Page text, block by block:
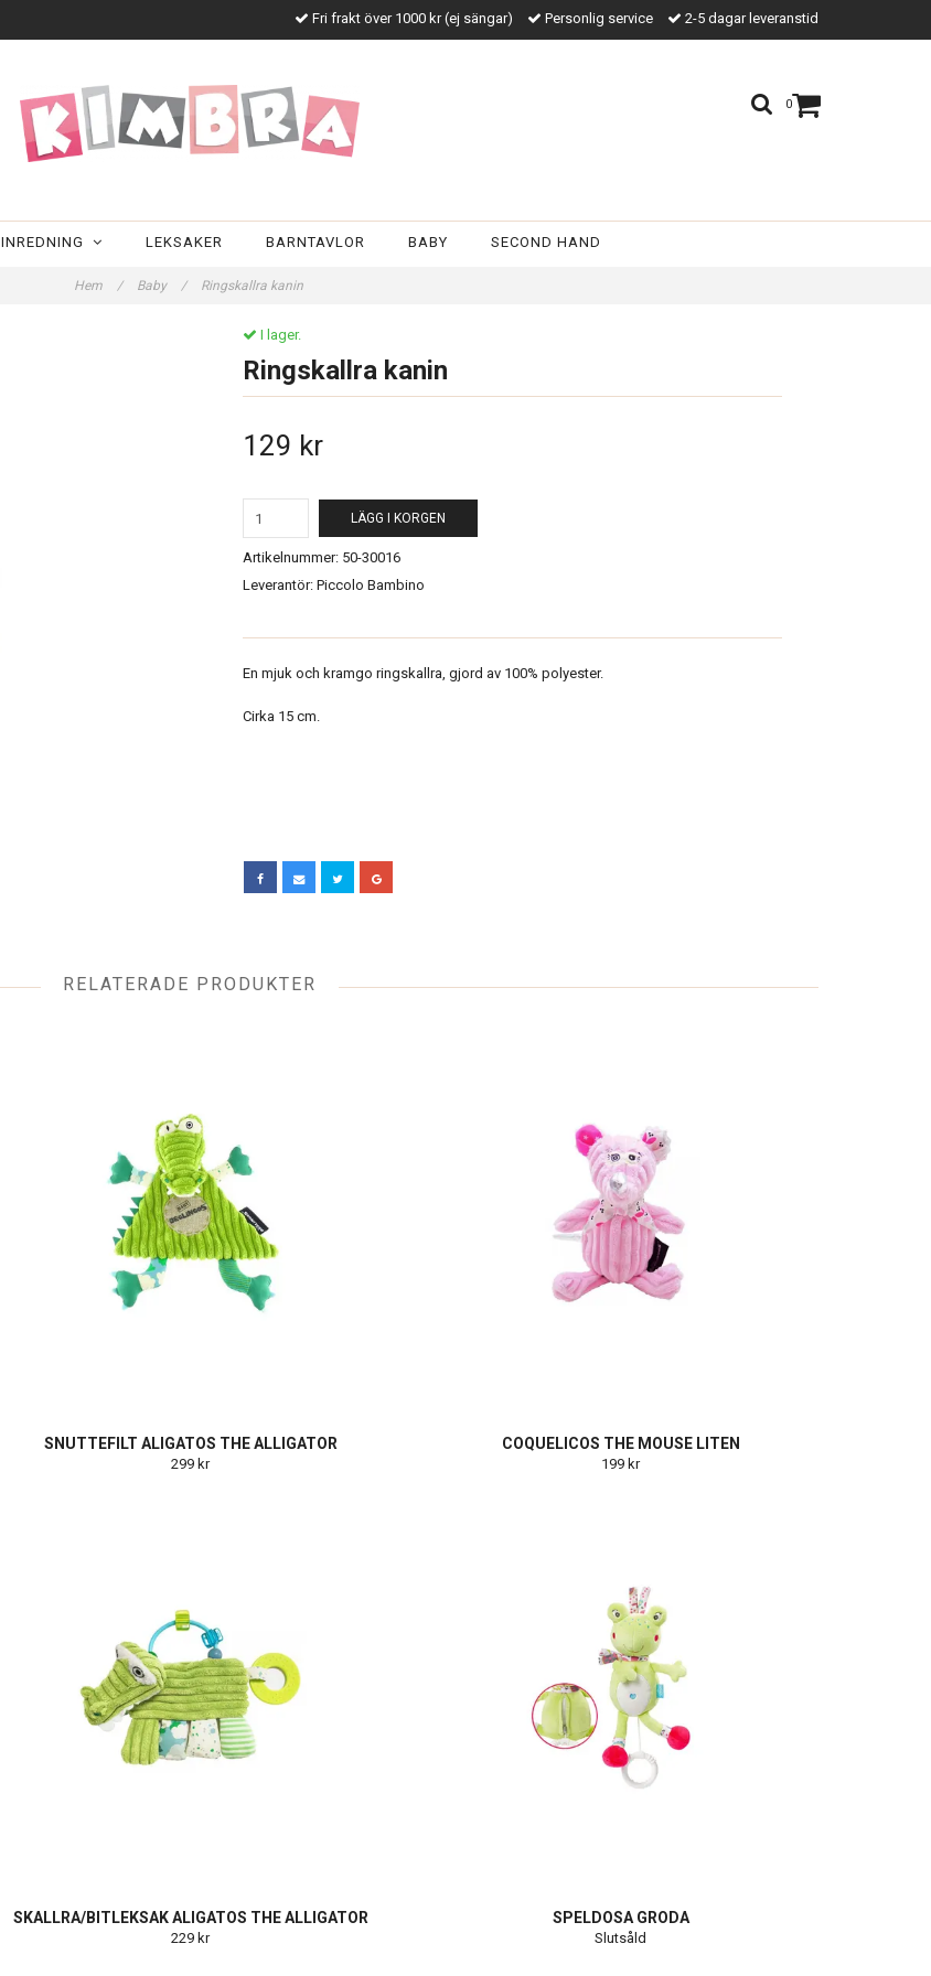
Fri frakt över 1000 kr (ej sängar) Personlig service 2-5 dagar leveranstid
0
INREDNING LEKSAKER BARNTAVLOR BABY SECOND HAND
Hem / Baby / Ringskallra kanin
I lager.
Ringskallra kanin
129 kr
LÄGG I KORGEN
Artikelnummer: 50-30016
Leverantör: Piccolo Bambino
En mjuk och kramgo ringskallra, gjord av 100% polyester.
Cirka 15 cm.
RELATERADE PRODUKTER
SNUTTEFILT ALIGATOS THE ALLIGATOR
299 kr
COQUELICOS THE MOUSE LITEN
199 kr
SKALLRA/BITLEKSAK ALIGATOS THE ALLIGATOR
229 kr
SPELDOSA GRODA
Slutsåld